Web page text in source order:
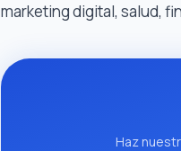
marketing digital, salud,
Haz